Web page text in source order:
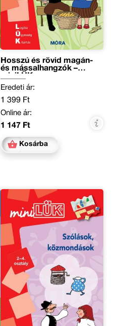
Hosszú és rövid magán-
és mássalhangzók –
Eredeti ár:
1 399 Ft
Online ár:
1 147 Ft
Kosárba